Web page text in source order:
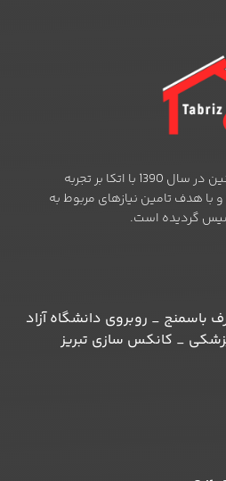
شرکت کانکس سازی تبریز کانتین در سال 1390 با اتکا بر تجربه
با هدف تامین نیازهای مربوط به
گردیده است.
باسمنج _ روبروی دانشگاه آزاد
_ کانکس سازی تبریز